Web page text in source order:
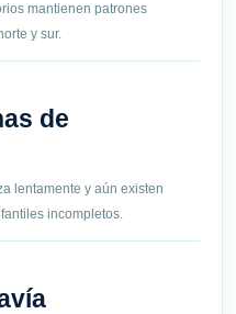
mantienen patrones
y sur.
de
lentamente y aún existen
incompletos.